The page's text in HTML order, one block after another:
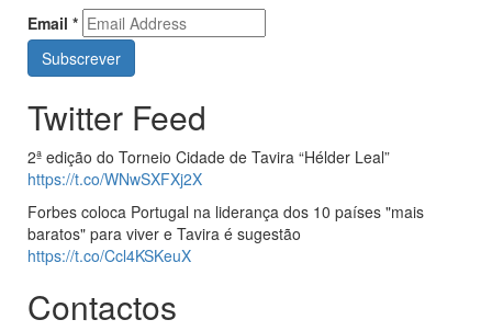
Email *
Twitter Feed
2ª edição do Torneio Cidade de Tavira “Hélder Leal”
https://t.co/WNwSXFXj2X
Forbes coloca Portugal na liderança dos 10 países "mais
baratos" para viver e Tavira é sugestão
https://t.co/Ccl4KSKeuX
Contactos